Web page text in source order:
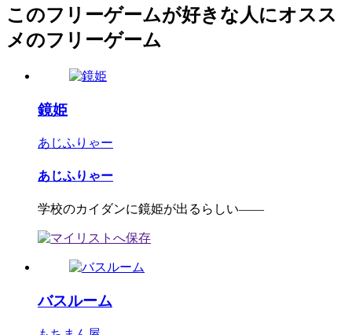
このフリーゲームが好きな人にオスス
メのフリーゲーム
鏡姫
あじふりゃー
あじふりゃー
学校のカイダンに鏡姫が出るらしい――
バスルーム